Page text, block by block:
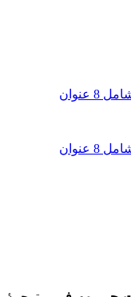
8 عنوان
8 عنوان